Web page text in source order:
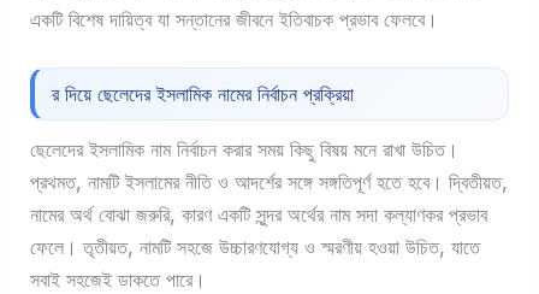
একটি বিশেষ দায়িত্ব যা সন্তানের জীবনে ইতিবাচক প্রভাব ফেলবে।
র দিয়ে ছেলেদের ইসলামিক নামের নির্বাচন প্রক্রিয়া
ছেলেদের ইসলামিক নাম নির্বাচন করার সময় কিছু বিষয় মনে রাখা উচিত।
প্রথমত, নামটি ইসলামের নীতি ও আদর্শের সঙ্গে সঙ্গতিপূর্ণ হতে হবে। দ্বিতীয়ত,
নামের অর্থ বোঝা জরুরি, কারণ একটি সুন্দর অর্থের নাম সদা কল্যাণকর প্রভাব
ফেলে। তৃতীয়ত, নামটি সহজে উচ্চারণযোগ্য ও স্মরণীয় হওয়া উচিত, যাতে
সবাই সহজেই ডাকতে পারে।